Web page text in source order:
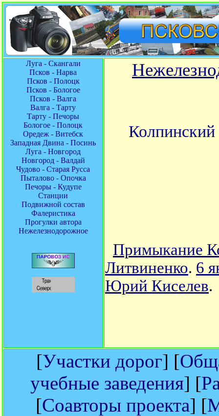
Луга - Скангали
Псков - Нарва
Псков - Полоцк
Псков - Бологое
Псков - Валга
Валга - Тарту
Тарту - Печоры
Бологое - Полоцк
Оредеж - Витебск
Западная Двина - Посинь
Луга - Новгород
Новгород - Валдай
Чудово - Старая Русса
Пыталово - Опочка
Печоры - Кудупе
Станции
Подвижной состав
Фалеристика
Прогулки автора
Нежелезнодорожное
Колпинский
Примыкание
Литвиненко. 6
Юрий Киселев.
[Участки дорог] [
учебные заведения] [
[Соавторы проекта] [